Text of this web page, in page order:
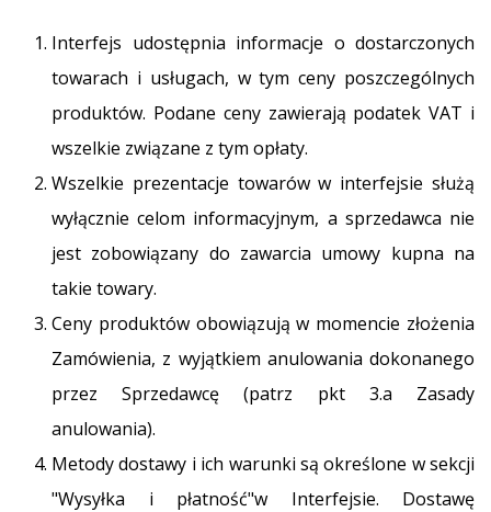
Interfejs udostępnia informacje o dostarczonych
towarach i usługach, w tym ceny poszczególnych
produktów. Podane ceny zawierają podatek VAT i
wszelkie związane z tym opłaty.
Wszelkie prezentacje towarów w interfejsie służą
wyłącznie celom informacyjnym, a sprzedawca nie
jest zobowiązany do zawarcia umowy kupna na
takie towary.
Ceny produktów obowiązują w momencie złożenia
Zamówienia, z wyjątkiem anulowania dokonanego
przez Sprzedawcę (patrz pkt 3.a Zasady
anulowania).
Metody dostawy i ich warunki są określone w sekcji
"Wysyłka i płatność"w Interfejsie. Dostawę